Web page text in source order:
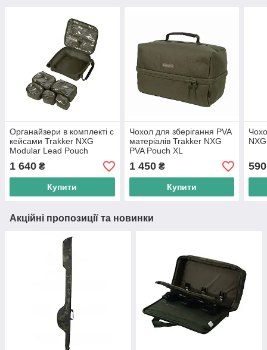
Органайзери в комплекті с
кейсами Trakker NXG
Modular Lead Pouch
System
1 640 ₴
Купити
Чохол для зберігання PVA
матеріалів Trakker NXG
PVA Pouch XL
1 450₴
Купити
590
Акційні пропозиції та новинки